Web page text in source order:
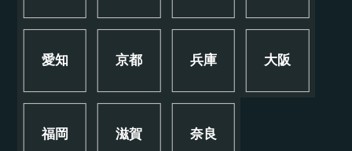
愛知 京都 兵庫 大阪
福岡 滋賀 奈良